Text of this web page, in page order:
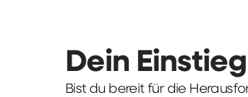
Dein
Bist du bereit für die